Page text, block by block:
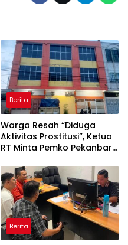
Berita
Warga Resah “Diduga
Aktivitas Prostitusi”, Ketua
RT Minta Pemko Pekanbaru
Aktivitas Z Homestay di
Jalan Tanjung Datuk
Berita